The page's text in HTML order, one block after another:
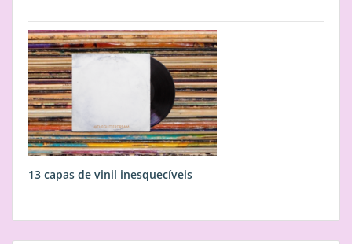
13 capas de vinil inesquecíveis